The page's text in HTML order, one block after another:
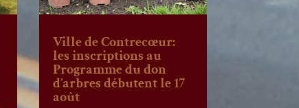
Ville de Contrecœur:
les inscriptions au
Programme du don
d’arbres débutent le 17
août